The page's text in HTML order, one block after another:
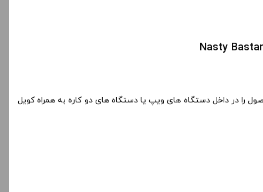
را در داخل دستگاه های ویپ یا دستگاه های دو کاره به همراه کویل